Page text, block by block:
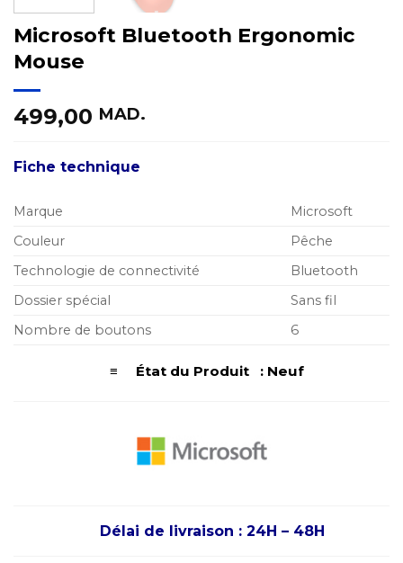
Microsoft Bluetooth Ergonomic
Mouse
499,00 MAD.
Fiche technique
Marque
Microsoft
Couleur
Pêche
Technologie de connectivité
Bluetooth
Dossier spécial
Sans fil
Nombre de boutons
6
≡ État du Produit : Neuf
Délai de livraison : 24H – 48H